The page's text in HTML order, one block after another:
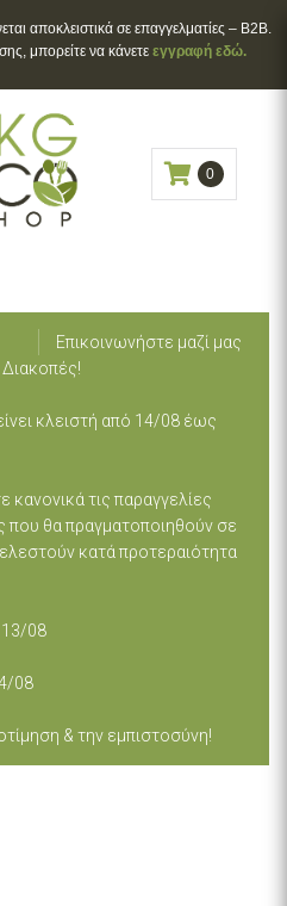
αποκλειστικά σε επαγγελματίες – B2B.
μπορείτε να κάνετε εγγραφή εδώ.
0
Επικοινωνήστε μαζί μας
κλειστή από 14/08 έως
κανονικά τις παραγγελίες
που θα πραγματοποιηθούν σε
κατά προτεραιότητα
13/08
08
& την εμπιστοσύνη!